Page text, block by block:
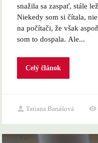
snažila sa zaspať, stále
Niekedy som si čítala,
na počítači, že však
som to dospala. Ale...
Celý článok
Tatiana Banášová